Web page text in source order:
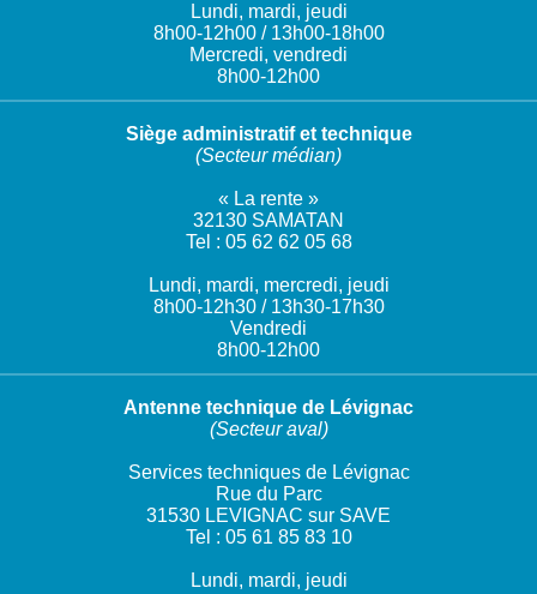
Lundi, mardi, jeudi
8h00-12h00 / 13h00-18h00
Mercredi, vendredi
8h00-12h00
Siège administratif et technique
(Secteur médian)
« La rente »
32130 SAMATAN
Tel : 05 62 62 05 68
Lundi, mardi, mercredi, jeudi
8h00-12h30 / 13h30-17h30
Vendredi
8h00-12h00
Antenne technique de Lévignac
(Secteur aval)
Services techniques de Lévignac
Rue du Parc
31530 LEVIGNAC sur SAVE
Tel : 05 61 85 83 10
Lundi, mardi, jeudi